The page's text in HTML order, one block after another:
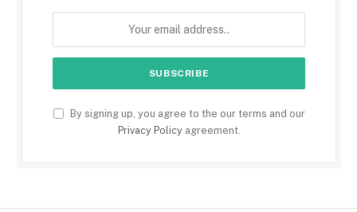
By signing up, you agree to the our terms and our
Privacy Policyagreement.